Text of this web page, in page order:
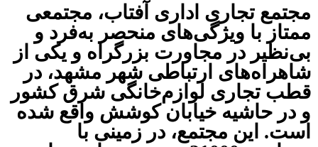
مجتمع تجاری اداری آفتاب، مجتمعی
ممتاز با ویژگی‌های منحصر به‌فرد و
بی‌نظیر در مجاورت بزرگراه و یکی از
شاهراه‌های ارتباطی شهر مشهد، در
قطب تجاری لوازم‌خانگی شرق کشور
و در حاشیه خیابان کوشش واقع شده
است. این مجتمع، در زمینی با